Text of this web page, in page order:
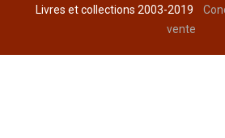
Livres et collections 2003-2019
vente